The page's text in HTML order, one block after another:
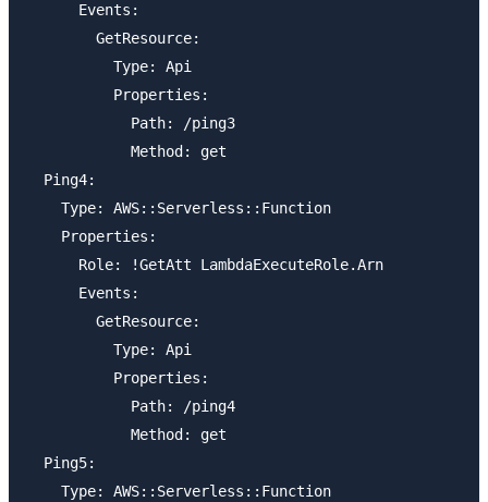
      Events:
        GetResource:
          Type: Api
          Properties:
            Path: /ping3
            Method: get
  Ping4:
    Type: AWS::Serverless::Function
    Properties:
      Role: !GetAtt LambdaExecuteRole.Arn
      Events:
        GetResource:
          Type: Api
          Properties:
            Path: /ping4
            Method: get
  Ping5:
    Type: AWS::Serverless::Function